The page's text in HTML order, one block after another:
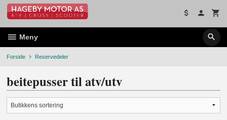
Gå
innholdet
Meny
Forside Reservedeler
beitepusser til atv/utv